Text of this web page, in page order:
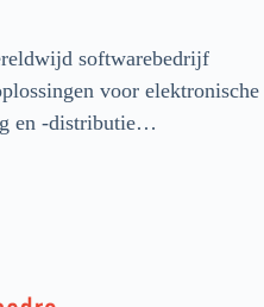
softwarebedrijf
voor elektronische
en -distributie…